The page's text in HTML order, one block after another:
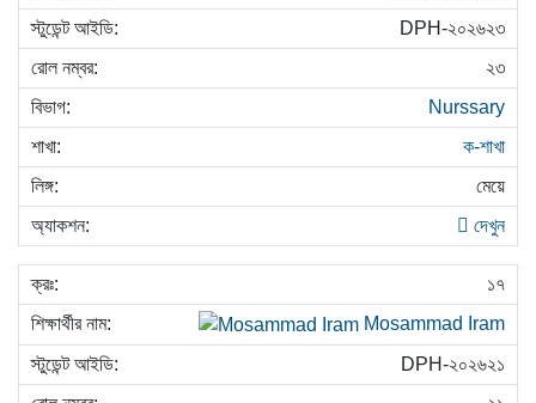
DPH-২০২৬২৩
২৩
Nurssary
ক-শাখা
মেয়ে
দেখুন
১৭
Mosammad Iram
DPH-২০২৬২১